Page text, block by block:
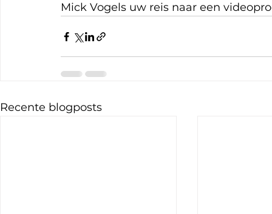
Mick Vogels uw reis naar een
Recente blogposts